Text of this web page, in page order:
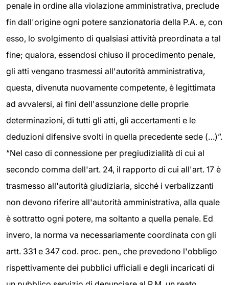
penale in ordine alla violazione amministrativa, preclude
fin dall'origine ogni potere sanzionatoria della P.A. e, con
esso, lo svolgimento di qualsiasi attività preordinata a tal
fine; qualora, essendosi chiuso il procedimento penale,
gli atti vengano trasmessi all'autorità amministrativa,
questa, divenuta nuovamente competente, è legittimata
ad avvalersi, ai fini dell'assunzione delle proprie
determinazioni, di tutti gli atti, gli accertamenti e le
deduzioni difensive svolti in quella precedente sede (…)”.
“Nel caso di connessione per pregiudizialità di cui al
secondo comma dell'art. 24, il rapporto di cui all'art. 17 è
trasmesso all'autorità giudiziaria, sicché i verbalizzanti
non devono riferire all'autorità amministrativa, alla quale
è sottratto ogni potere, ma soltanto a quella penale. Ed
invero, la norma va necessariamente coordinata con gli
artt. 331 e 347 cod. proc. pen., che prevedono l'obbligo
rispettivamente dei pubblici ufficiali e degli incaricati di